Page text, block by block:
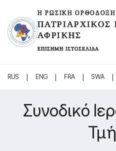
Η ΡΩΣΙΚΉ ΟΡΘΌΔΟΞΗ
ΠΑΤΡΙΑΡΧΙΚΌΣ
ΑΦΡΙΚΉΣ
ΕΠΊΣΗΜΗ ΙΣΤΟΣΕΛΊΔΑ
RUS | ENG | FRA | SWA |
Συνοδικό